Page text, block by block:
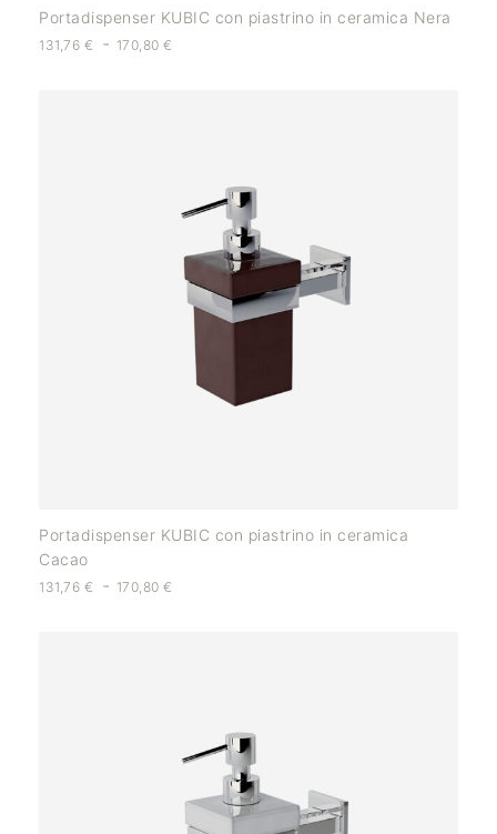
Portadispenser KUBIC con piastrino in ceramica Nera
131,76 € - 170,80€
Portadispenser KUBIC con piastrino in ceramica
Cacao
131,76 € - 170,80€